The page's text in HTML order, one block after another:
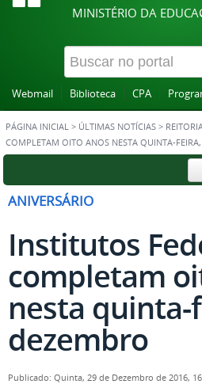
MINISTÉRIO DA
Webmail Biblioteca CPA
PÁGINA INICIAL > ÚLTIMAS NOTÍCIAS >
COMPLETAM OITO ANOS NESTA QUINTA-
ANIVERSÁRIO
Institutos
completam
nesta quinta-
dezembro
Publicado: Quinta, 29 de Dezembro de 2016,